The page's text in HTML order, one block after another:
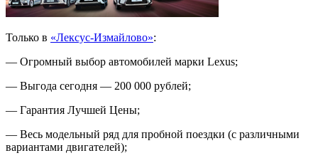
Только в «Лексус-Измайлово»:
— Огромный выбор автомобилей марки Lexus;
— Выгода сегодня — 200 000 рублей;
— Гарантия Лучшей Цены;
— Весь модельный ряд для пробной поездки (с различными
вариантами двигателей);